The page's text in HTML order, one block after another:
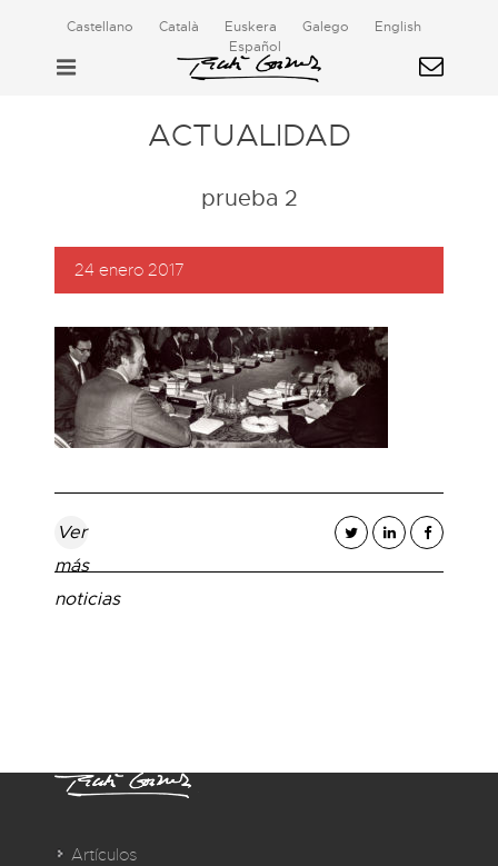
Castellano Català Euskera Galego
English
Español
ACTUALIDAD
prueba 2
24 enero 2017
Ver
más
noticias
Artículos